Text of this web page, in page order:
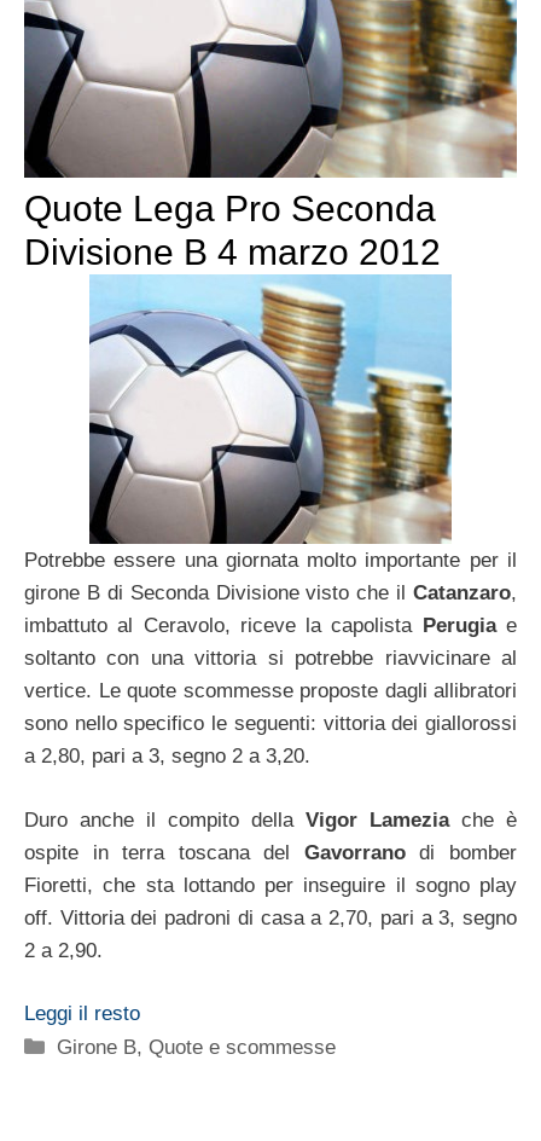
Quote Lega Pro Seconda
Divisione B 4 marzo 2012
Potrebbe essere una giornata molto importante per il
girone B di Seconda Divisione visto che il Catanzaro,
imbattuto al Ceravolo, riceve la capolista Perugiae
soltanto con una vittoria si potrebbe riavvicinare al
vertice. Le quote scommesse proposte dagli allibratori
sono nello specifico le seguenti: vittoria dei giallorossi
a 2,80, pari a 3, segno 2 a 3,20.
Duro anche il compito della Vigor Lameziache è
ospite in terra toscana del Gavorranodi bomber
Fioretti, che sta lottando per inseguire il sogno play
off. Vittoria dei padroni di casa a 2,70, pari a 3, segno
2 a 2,90.
Leggi il resto
Categorie
Girone B,Quote e scommesse